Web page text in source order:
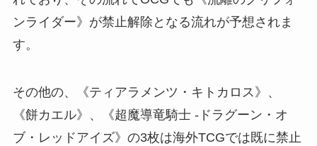
ンライダー》が禁止解除となる流れが予想されま
す。
その他の、《ティアラメンツ・キトカロス》、
《餅カエル》、《超魔導竜騎士 -ドラグーン・オ
ブ・レッドアイズ》の3枚は海外TCGでは既に禁止